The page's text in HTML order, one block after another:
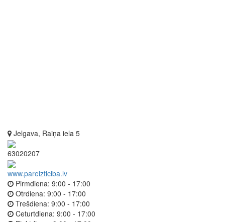
Jelgava, Raiņa iela 5
63020207
www.pareizticiba.lv
Pirmdiena: 9:00 - 17:00
Otrdiena: 9:00 - 17:00
Trešdiena: 9:00 - 17:00
Ceturtdiena: 9:00 - 17:00